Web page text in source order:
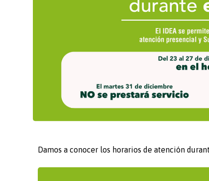
Damos a conocer los horarios de atención